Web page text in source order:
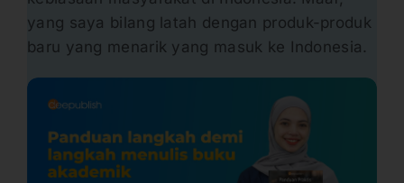
yang saya bilang latah dengan produk-produk
baru yang menarik yang masuk ke Indonesia.